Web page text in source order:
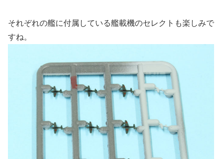
それぞれの艦に付属している艦載機のセレクトも楽しみで
すね。